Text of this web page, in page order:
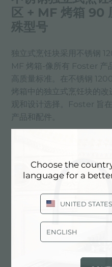
区 + MF 烤箱 90
殊型号
独立式烹饪块采用不锈钢
MF 烤箱-像所有 Foster 产
高质量标准。在不锈钢
烤箱中的独立式烹饪块的
观和设计选择。Foster 旨
产品和配件。
Choose the
language for a
UNITED STATES
ENGLISH